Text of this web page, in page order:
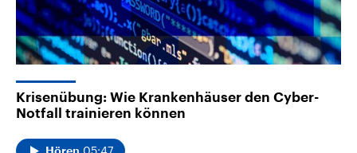
Krisenübung: Wie Krankenhäuser den Cyber-
Notfall trainieren können
Hören